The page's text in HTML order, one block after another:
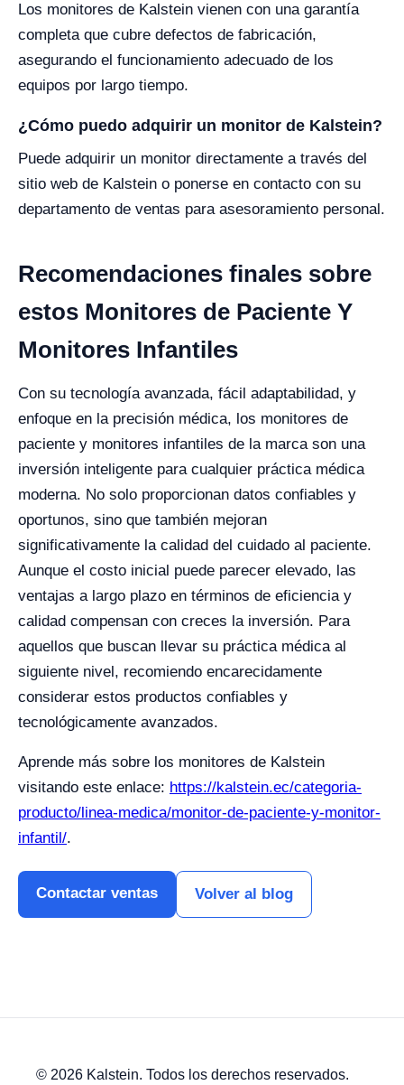
Los monitores de Kalstein vienen con una garantía
completa que cubre defectos de fabricación,
asegurando el funcionamiento adecuado de los
equipos por largo tiempo.
¿Cómo puedo adquirir un monitor de Kalstein?
Puede adquirir un monitor directamente a través del
sitio web de Kalstein o ponerse en contacto con su
departamento de ventas para asesoramiento personal.
Recomendaciones finales sobre
estos Monitores de Paciente Y
Monitores Infantiles
Con su tecnología avanzada, fácil adaptabilidad, y
enfoque en la precisión médica, los monitores de
paciente y monitores infantiles de la marca son una
inversión inteligente para cualquier práctica médica
moderna. No solo proporcionan datos confiables y
oportunos, sino que también mejoran
significativamente la calidad del cuidado al paciente.
Aunque el costo inicial puede parecer elevado, las
ventajas a largo plazo en términos de eficiencia y
calidad compensan con creces la inversión. Para
aquellos que buscan llevar su práctica médica al
siguiente nivel, recomiendo encarecidamente
considerar estos productos confiables y
tecnológicamente avanzados.
Aprende más sobre los monitores de Kalstein
visitando este enlace: https://kalstein.ec/categoria-
producto/linea-medica/monitor-de-paciente-y-monitor-
infantil/.
Contactar ventas Volver al blog
© 2026 Kalstein. Todos los derechos reservados.